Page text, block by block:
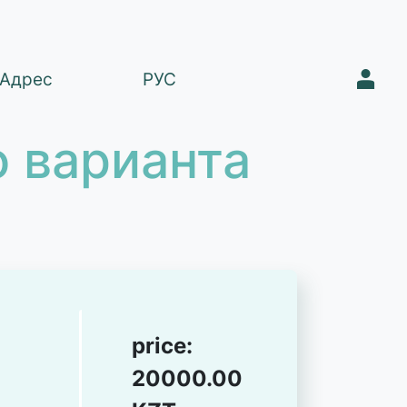
Адрес РУС 1
price:
20000.00